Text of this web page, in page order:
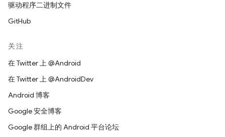
驱动程序二进制文件
GitHub
关注
在 Twitter 上 @Android
在 Twitter 上 @AndroidDev
Android 博客
Google 安全博客
Google 群组上的 Android 平台论坛